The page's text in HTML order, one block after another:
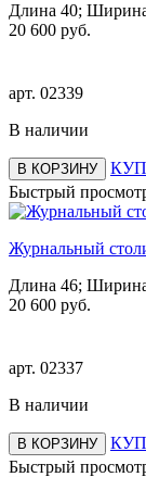
Длина 40;
20 600 руб.
арт. 02339
В наличии
В КОРЗИНУ
Быстрый
Журнальный
Длина 46;
20 600 руб.
арт. 02337
В наличии
В КОРЗИНУ
Быстрый